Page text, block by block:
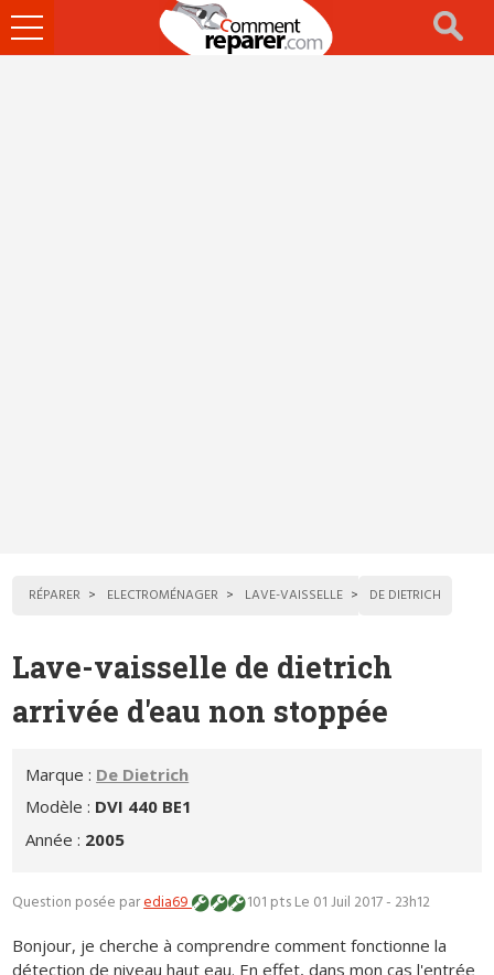
Ouvrir
le
RÉPARER ELECTROMÉNAGER LAVE-VAISSELLE DE DIETRICH
Lave-vaisselle de dietrich
arrivée d'eau non stoppée
Marque : De Dietrich
Modèle : DVI 440 BE1
Année : 2005
Question posée paredia69 101 ptsLe 01 Juil 2017 - 23h12
Bonjour, je cherche à comprendre comment fonctionne la
détection de niveau haut eau. En effet, dans mon cas l'entrée